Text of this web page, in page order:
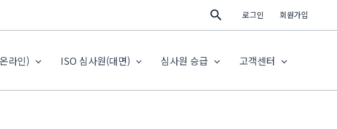
검
색
로그인 회원가입
라인) ISO 심사원(대면) 심사원 승급 고객센터